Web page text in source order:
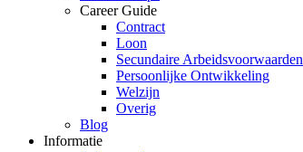
Career Guide
Contract
Loon
Secundaire Arbeidsvoorwaarden
Persoonlijke Ontwikkeling
Welzijn
Overig
Blog
Informatie